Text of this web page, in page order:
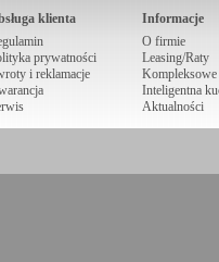
klienta
prywatności
i reklamacje
Informacje
O firmie
Leasing/Raty
Kompleksowe
Inteligentna
Aktualności